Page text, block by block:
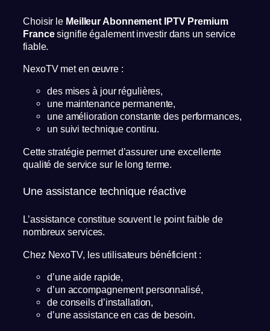
Choisir le Meilleur Abonnement IPTV Premium
Francesignifie également investir dans un service
fiable.
NexoTV met en œuvre :
des mises à jour régulières,
une maintenance permanente,
une amélioration constante des performances,
un suivi technique continu.
Cette stratégie permet d’assurer une excellente
qualité de service sur le long terme.
Une assistance technique réactive
L’assistance constitue souvent le point faible de
nombreux services.
Chez NexoTV, les utilisateurs bénéficient :
d’une aide rapide,
d’un accompagnement personnalisé,
de conseils d’installation,
d’une assistance en cas de besoin.